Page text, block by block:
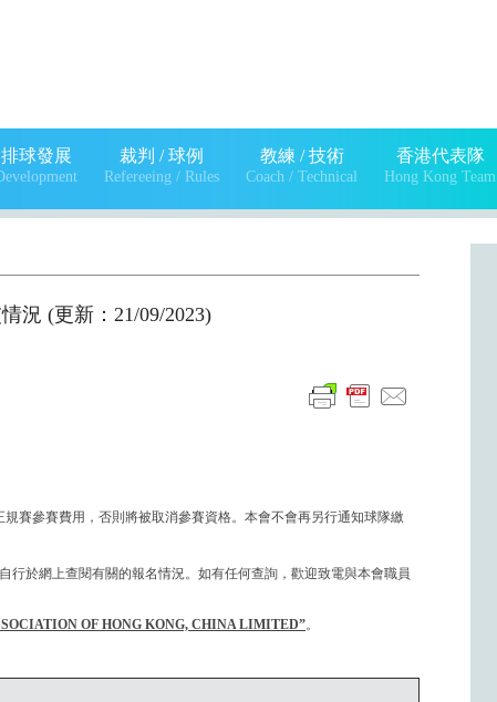
排球發展 裁判 / 球例
Refereeing / Rules
教練 / 技術
Coach / Technical
香港代表隊
Hong Kong Team
況 (更新：21/09/2023)
賽參賽費用，否則將被取消參賽資格。本會不會再另行通知球隊繳
於網上查閱有關的報名情況。如有任何查詢，歡迎致電與本會職員
OF HONG KONG, CHINA LIMITED”。